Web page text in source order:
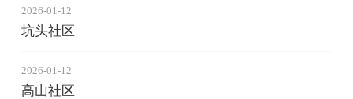
2026-01-12
坑头社区
2026-01-12
高山社区